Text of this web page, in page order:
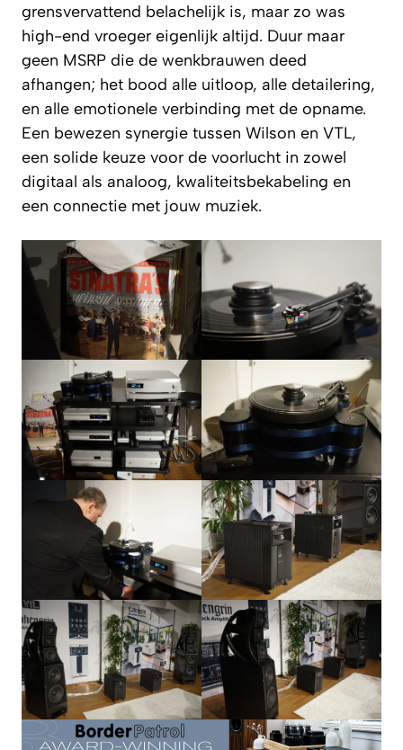
grensvervattend belachelijk is, maar zo was
high-end vroeger eigenlijk altijd. Duur maar
geen MSRP die de wenkbrauwen deed
afhangen; het bood alle uitloop, alle detailering,
en alle emotionele verbinding met de opname.
Een bewezen synergie tussen Wilson en VTL,
een solide keuze voor de voorlucht in zowel
digitaal als analoog, kwaliteitsbekabeling en
een connectie met jouw muziek.